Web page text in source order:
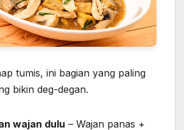
tumis, ini bagian yang paling
bikin deg-degan.
wajan dulu – Wajan panas +